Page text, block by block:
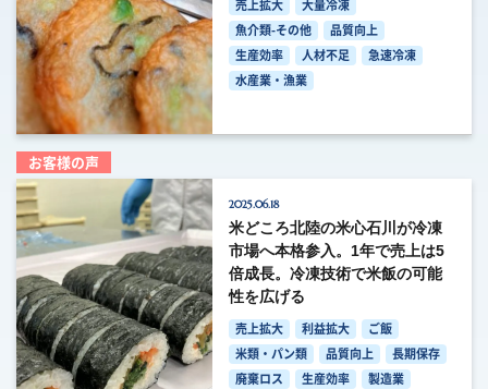
売上拡大
大量冷凍
魚介類-その他
品質向上
生産効率
人材不足
急速冷凍
水産業・漁業
お客様の声
2025.06.18
米どころ北陸の米心石川が冷凍
市場へ本格参入。1年で売上は5
倍成長。冷凍技術で米飯の可能
性を広げる
売上拡大 利益拡大
ご飯
米類・パン類
品質向上
長期保存
廃棄ロス
生産効率
製造業